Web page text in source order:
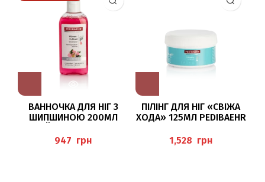
ВАННОЧКА ДЛЯ НІГ З
ШИПШИНОЮ 200МЛ
WILDROSE) PEDIBAEHR
грн
ПІЛІНГ ДЛЯ НІГ «СВІЖА
ХОДА» 125МЛ PEDIBAEHR
грн